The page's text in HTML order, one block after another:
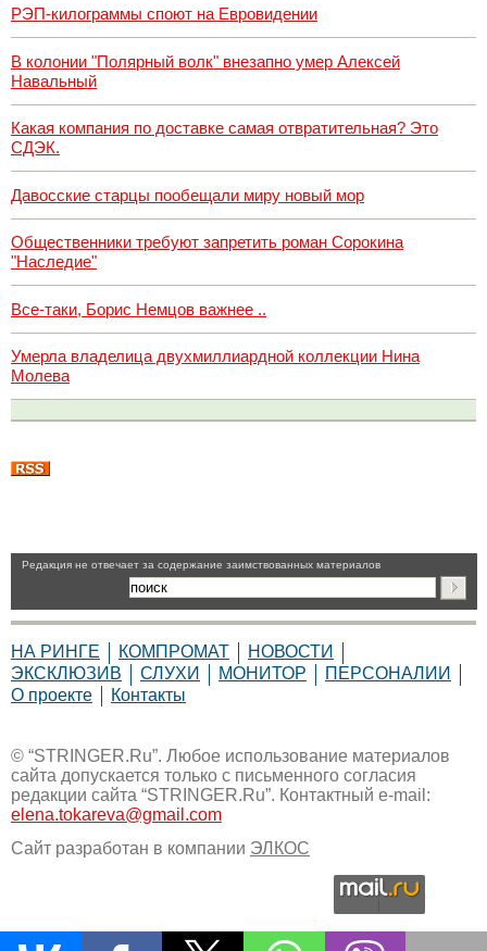
РЭП-килограммы споют на Евровидении
В колонии "Полярный волк" внезапно умер Алексей
Навальный
Какая компания по доставке самая отвратительная? Это
СДЭК.
Давосские старцы пообещали миру новый мор
Общественники требуют запретить роман Сорокина
"Наследие"
Все-таки, Борис Немцов важнее ..
Умерла владелица двухмиллиардной коллекции Нина
Молева
Pедакция не отвечает за содержание заимствованных материалов
НА РИНГЕ КОМПРОМАТ
НОВОСТИ
ЭКСКЛЮЗИВ
СЛУХИ МОНИТОР
ПЕРСОНАЛИИ
О проекте
Контакты
© “STRINGER.Ru”. Любое использование материалов
сайта допускается только с письменного согласия
редакции сайта “STRINGER.Ru”. Контактный e-mail:
elena.tokareva@gmail.com
Сайт разработан в компании ЭЛКОС